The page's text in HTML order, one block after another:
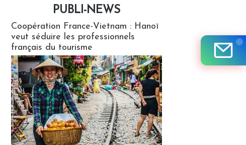
PUBLI-NEWS
Coopération France-Vietnam : Hanoï
veut séduire les professionnels
français du tourisme